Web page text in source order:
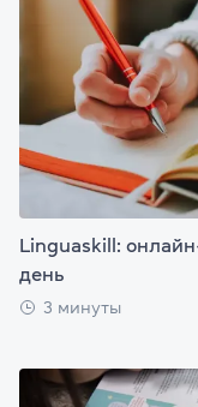
Linguaskill:
день
3 минуты